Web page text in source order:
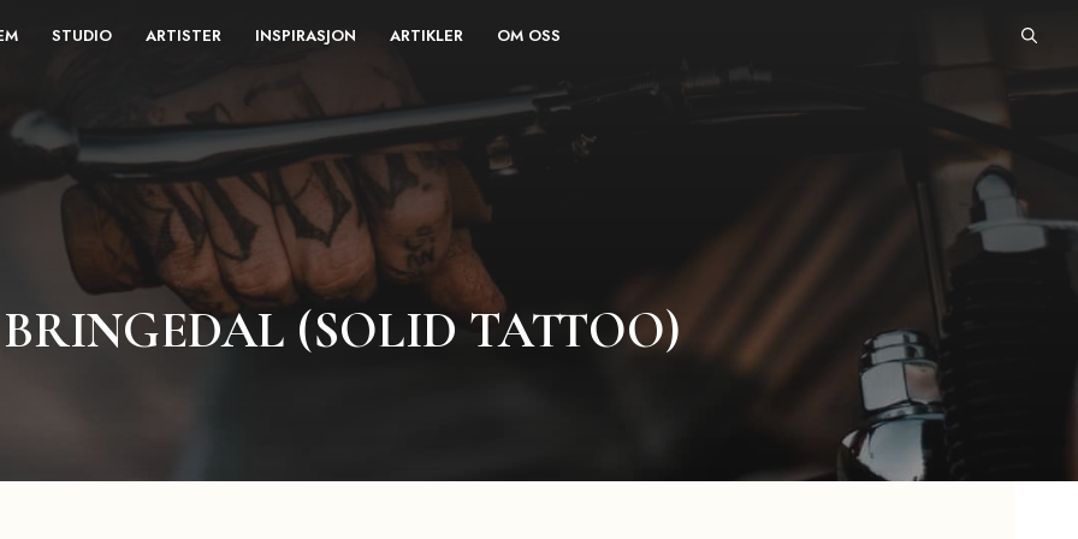
STUDIO ARTISTER INSPIRASJON ARTIKLER OM OSS
(SOLID TATTOO)